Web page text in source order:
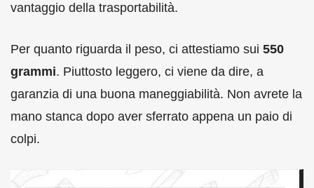
vantaggio della trasportabilità.
Per quanto riguarda il peso, ci attestiamo sui 550
grammi. Piuttosto leggero, ci viene da dire, a
garanzia di una buona maneggiabilità. Non avrete la
mano stanca dopo aver sferrato appena un paio di
colpi.